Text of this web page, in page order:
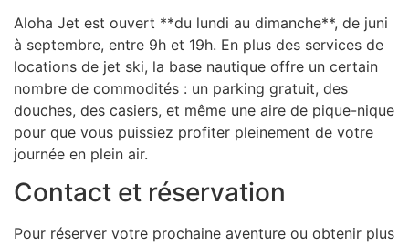
Aloha Jet est ouvert **du lundi au dimanche**, de juni
à septembre, entre 9h et 19h. En plus des services de
locations de jet ski, la base nautique offre un certain
nombre de commodités : un parking gratuit, des
douches, des casiers, et même une aire de pique-nique
pour que vous puissiez profiter pleinement de votre
journée en plein air.
Contact et réservation
Pour réserver votre prochaine aventure ou obtenir plus